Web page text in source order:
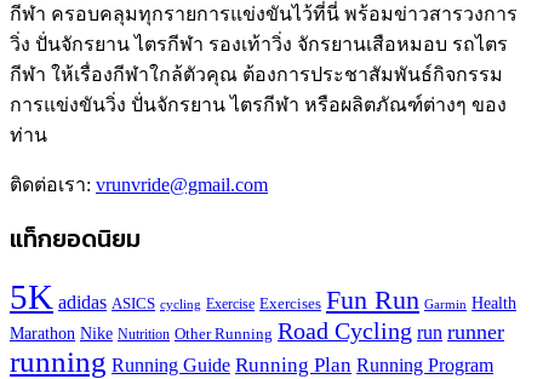
กีฬา ครอบคลุมทุกรายการแข่งขันไว้ที่นี่ พร้อมข่าวสารวงการ
วิ่ง ปั่นจักรยาน ไตรกีฬา รองเท้าวิ่ง จักรยานเสือหมอบ รถไตร
กีฬา ให้เรื่องกีฬาใกล้ตัวคุณ ต้องการประชาสัมพันธ์กิจกรรม
การแข่งขันวิ่ง ปั่นจักรยาน ไตรกีฬา หรือผลิตภัณฑ์ต่างๆ ของ
ท่าน
ติดต่อเรา: vrunvride@gmail.com
แท็กยอดนิยม
5K adidas ASICS cycling Exercise Exercises Fun Run Garmin Health
Marathon Nike Nutrition Other Running Road Cycling run runner
running Running Guide Running Plan Running Program